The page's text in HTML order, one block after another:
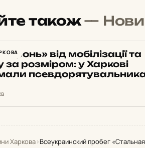
також—
«бронь» від мобілізації та
розміром: у Харкові
Харкова›Всеукраинский пробег